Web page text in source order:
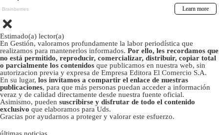
Estimado(a) lector(a)
En Gestión, valoramos profundamente la labor periodística que
realizamos para mantenerlos informados. Por ello, les recordamos que
no está permitido, reproducir, comercializar, distribuir, copiar total
o parcialmente los contenidos que publicamos en nuestra web, sin
autorizacion previa y expresa de Empresa Editora El Comercio S.A.
En su lugar, los invitamos a compartir el enlace de nuestras
publicaciones, para que más personas puedan acceder a información
veraz y de calidad directamente desde nuestra fuente oficial.
Asimismo, pueden suscribirse y disfrutar de todo el contenido
exclusivo que elaboramos para Uds.
Gracias por ayudarnos a proteger y valorar este esfuerzo.
últimas noticias